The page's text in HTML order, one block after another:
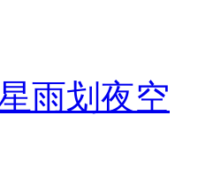
雨划夜空